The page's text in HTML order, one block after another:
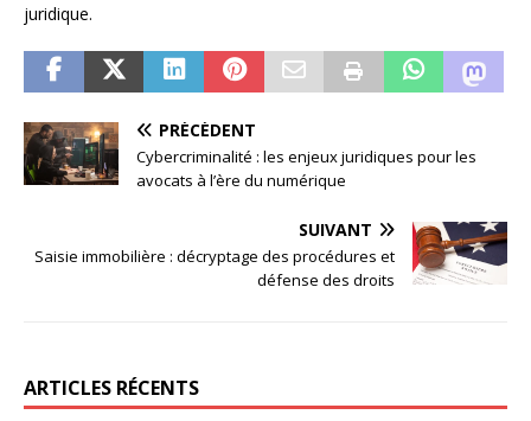
juridique.
PRÉCÉDENT
Cybercriminalité : les enjeux juridiques pour les
avocats à l’ère du numérique
SUIVANT
Saisie immobilière : décryptage des procédures et
défense des droits
ARTICLES RÉCENTS